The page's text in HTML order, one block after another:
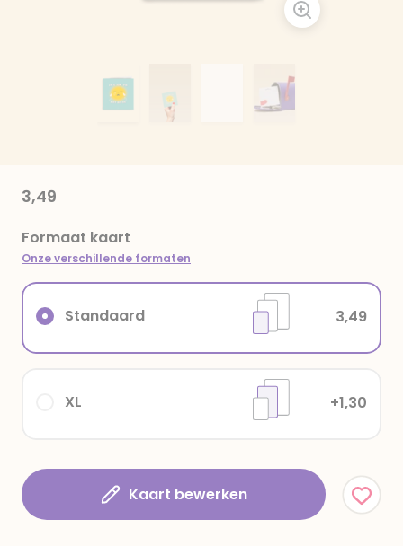
3,49
Formaat kaart
Onze verschillende formaten
XL +1,30
Standaard 3,49
Kaart bewerken